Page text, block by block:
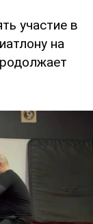
участие в
на